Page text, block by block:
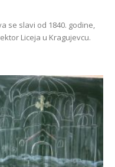
se slavi od 1840. godine,
Liceja u Kragujevcu.